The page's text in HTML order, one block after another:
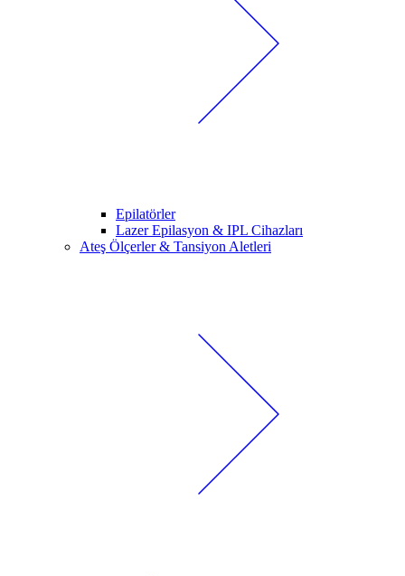
Epilatörler
Lazer Epilasyon & IPL Cihazları
Ateş Ölçerler & Tansiyon Aletleri